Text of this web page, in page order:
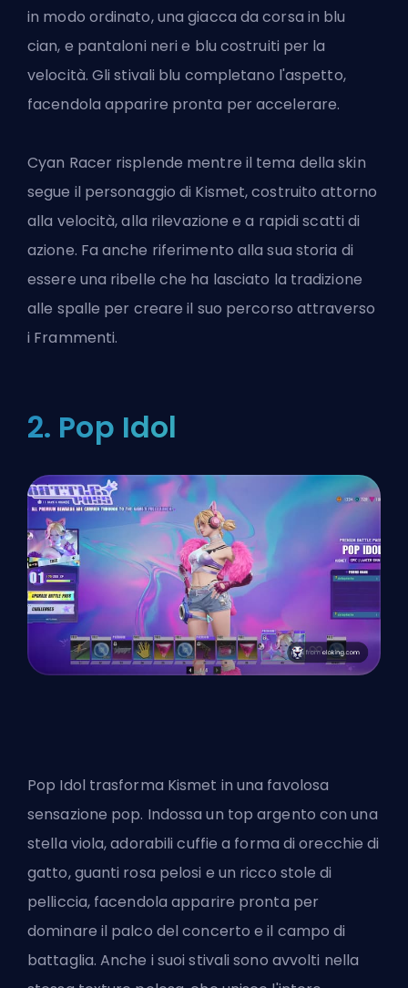
in modo ordinato, una giacca da corsa in blu
cian, e pantaloni neri e blu costruiti per la
velocità. Gli stivali blu completano l'aspetto,
facendola apparire pronta per accelerare.
Cyan Racer risplende mentre il tema della skin
segue il personaggio di Kismet, costruito attorno
alla velocità, alla rilevazione e a rapidi scatti di
azione. Fa anche riferimento alla sua storia di
essere una ribelle che ha lasciato la tradizione
alle spalle per creare il suo percorso attraverso
i Frammenti.
2. Pop Idol
Pop Idol trasforma Kismet in una favolosa
sensazione pop. Indossa un top argento con una
stella viola, adorabili cuffie a forma di orecchie di
gatto, guanti rosa pelosi e un ricco stole di
pelliccia, facendola apparire pronta per
dominare il palco del concerto e il campo di
battaglia. Anche i suoi stivali sono avvolti nella